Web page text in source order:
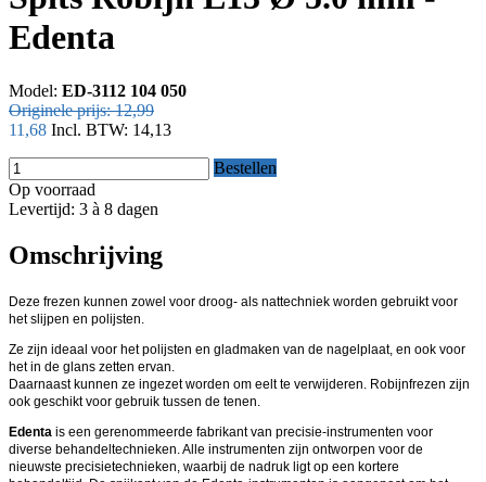
Edenta
Model: ED-3112 104 050
Originele prijs:12,99
11,68 Incl. BTW: 14,13
Bestellen
Op voorraad
Levertijd: 3 à 8 dagen
Omschrijving
Deze frezen kunnen zowel voor droog- als nattechniek worden gebruikt voor
het slijpen en polijsten.
Ze zijn ideaal voor het polijsten en gladmaken van de nagelplaat, en ook voor
het in de glans zetten ervan.
Daarnaast kunnen ze ingezet worden om eelt te verwijderen. Robijnfrezen zijn
ook geschikt voor gebruik tussen de tenen.
Edenta is een gerenommeerde fabrikant van precisie-instrumenten voor
diverse behandeltechnieken. Alle instrumenten zijn ontworpen voor de
nieuwste precisietechnieken, waarbij de nadruk ligt op een kortere